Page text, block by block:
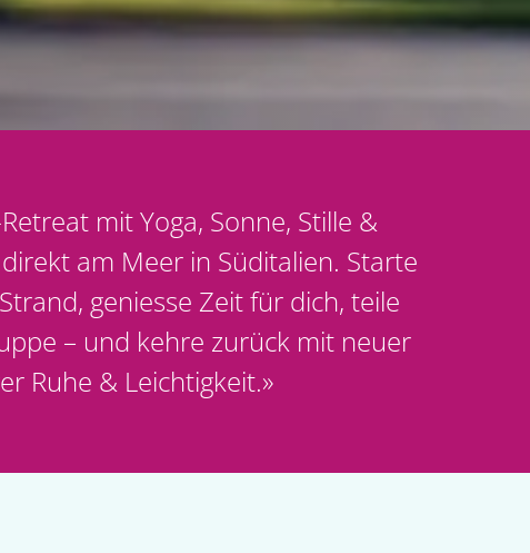
mit Yoga, Sonne, Stille &
am Meer in Süditalien. Starte
geniesse Zeit für dich, teile
– und kehre zurück mit neuer
Ruhe & Leichtigkeit.»